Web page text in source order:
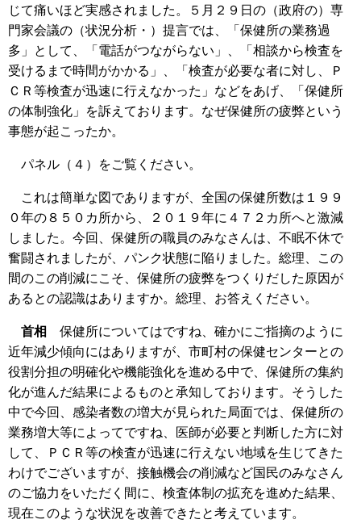
じて痛いほど実感されました。５月２９日の（政府の）専
門家会議の（状況分析・）提言では、「保健所の業務過
多」として、「電話がつながらない」、「相談から検査を
受けるまで時間がかかる」、「検査が必要な者に対し、Ｐ
ＣＲ等検査が迅速に行えなかった」などをあげ、「保健所
の体制強化」を訴えております。なぜ保健所の疲弊という
事態が起こったか。
パネル（４）をご覧ください。
これは簡単な図でありますが、全国の保健所数は１９９
０年の８５０カ所から、２０１９年に４７２カ所へと激減
しました。今回、保健所の職員のみなさんは、不眠不休で
奮闘されましたが、パンク状態に陥りました。総理、この
間のこの削減にこそ、保健所の疲弊をつくりだした原因が
あるとの認識はありますか。総理、お答えください。
首相
保健所についてはですね、確かにご指摘のように
近年減少傾向にはありますが、市町村の保健センターとの
役割分担の明確化や機能強化を進める中で、保健所の集約
化が進んだ結果によるものと承知しております。そうした
中で今回、感染者数の増大が見られた局面では、保健所の
業務増大等によってですね、医師が必要と判断した方に対
して、ＰＣＲ等の検査が迅速に行えない地域を生じてきた
わけでございますが、接触機会の削減など国民のみなさん
のご協力をいただく間に、検査体制の拡充を進めた結果、
現在このような状況を改善できたと考えています。